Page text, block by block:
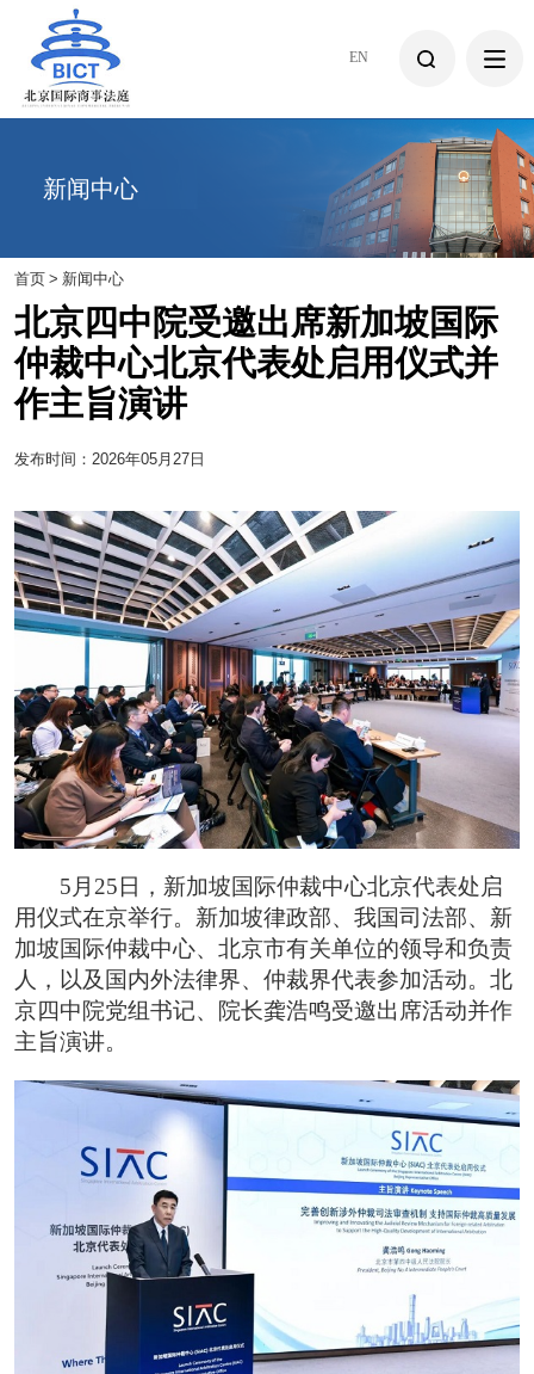
EN
新闻中心
首页 > 新闻中心
北京四中院受邀出席新加坡国际
仲裁中心北京代表处启用仪式并
作主旨演讲
发布时间：2026年05月27日
5月25日，新加坡国际仲裁中心北京代表处启
用仪式在京举行。新加坡律政部、我国司法部、新
加坡国际仲裁中心、北京市有关单位的领导和负责
人，以及国内外法律界、仲裁界代表参加活动。北
京四中院党组书记、院长龚浩鸣受邀出席活动并作
主旨演讲。